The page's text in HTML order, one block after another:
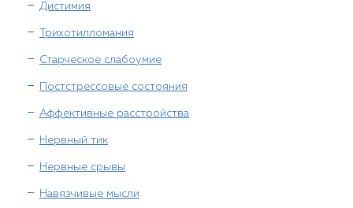
Дистимия
Трихотилломания
Старческое слабоумие
Постстрессовые состояния
Аффективные расстройства
Нервный тик
Нервные срывы
Навязчивые мысли